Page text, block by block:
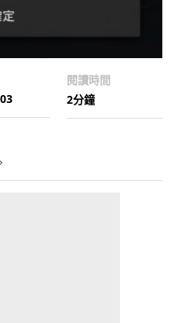
閱讀時間
2分鐘